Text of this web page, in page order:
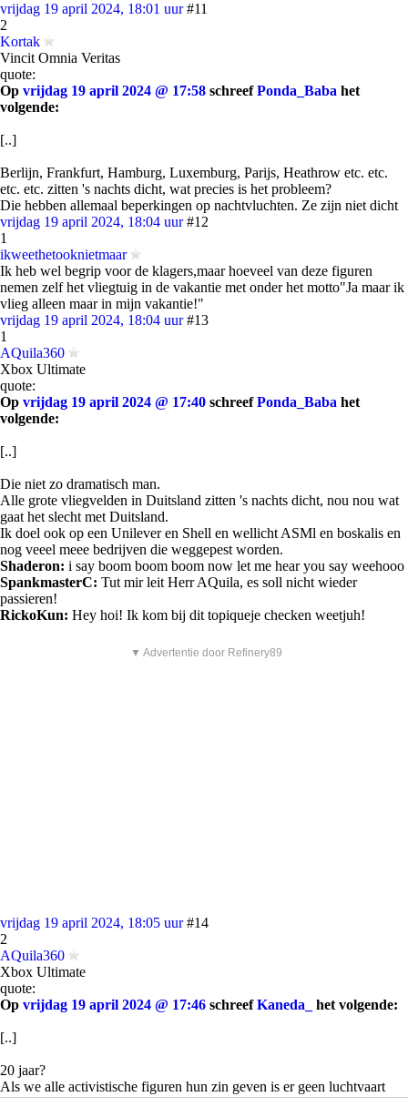
vrijdag 19 april 2024, 18:01 uur #11
2
Kortak
Vincit Omnia Veritas
quote:
Op vrijdag 19 april 2024 @ 17:58 schreefPonda_Baba het
volgende:
[..]
Berlijn, Frankfurt, Hamburg, Luxemburg, Parijs, Heathrow etc. etc.
etc. etc. zitten 's nachts dicht, wat precies is het probleem?
Die hebben allemaal beperkingen op nachtvluchten. Ze zijn niet dicht
vrijdag 19 april 2024, 18:04 uur #12
1
ikweethetooknietmaar
Ik heb wel begrip voor de klagers,maar hoeveel van deze figuren
nemen zelf het vliegtuig in de vakantie met onder het motto"Ja maar ik
vlieg alleen maar in mijn vakantie!"
vrijdag 19 april 2024, 18:04 uur #13
1
AQuila360
Xbox Ultimate
quote:
Op vrijdag 19 april 2024 @ 17:40 schreefPonda_Baba het
volgende:
[..]
Die niet zo dramatisch man.
Alle grote vliegvelden in Duitsland zitten 's nachts dicht, nou nou wat
gaat het slecht met Duitsland.
Ik doel ook op een Unilever en Shell en wellicht ASMl en boskalis en
nog veeel meee bedrijven die weggepest worden.
Shaderon: i say boom boom boom now let me hear you say weehooo
SpankmasterC: Tut mir leit Herr AQuila, es soll nicht wieder
passieren!
RickoKun: Hey hoi! Ik kom bij dit topiqueje checken weetjuh!
▼ Advertentie door Refinery89
vrijdag 19 april 2024, 18:05 uur #14
2
AQuila360
Xbox Ultimate
quote:
Op vrijdag 19 april 2024 @ 17:46 schreefKaneda_ het volgende:
[..]
20 jaar?
Als we alle activistische figuren hun zin geven is er geen luchtvaart
meer, geen olie, geen boeren, geen Gas, alleen maar fietsen en